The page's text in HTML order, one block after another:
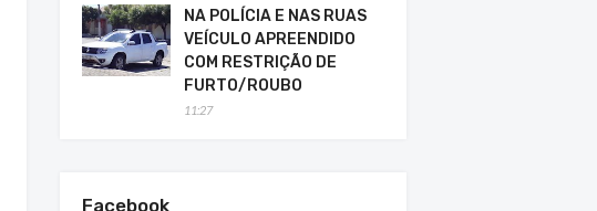
NA POLÍCIA E NAS RUAS
VEÍCULO APREENDIDO
COM RESTRIÇÃO DE
FURTO/ROUBO
11:27
Facebook